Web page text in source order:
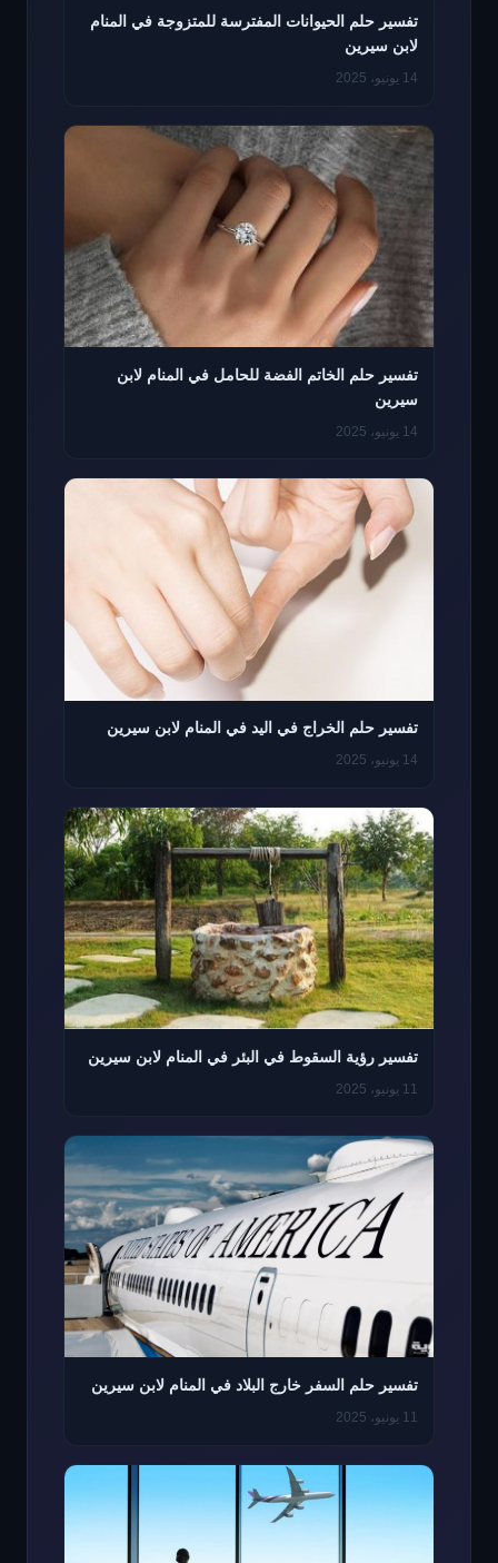
تفسير حلم الحيوانات المفترسة للمتزوجة في المنام
لابن سيرين
14 يونيو، 2025
تفسير حلم الخاتم الفضة للحامل في المنام لابن
سيرين
14 يونيو، 2025
تفسير حلم الخراج في اليد في المنام لابن سيرين
14 يونيو، 2025
تفسير رؤية السقوط في البئر في المنام لابن سيرين
11 يونيو، 2025
تفسير حلم السفر خارج البلاد في المنام لابن سيرين
11 يونيو، 2025